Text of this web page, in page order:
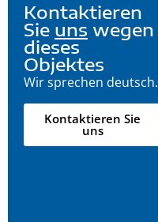
Kontaktieren
Sie uns wegen
dieses
Objektes
Wir sprechen deutsch.
Kontaktieren Sie
uns